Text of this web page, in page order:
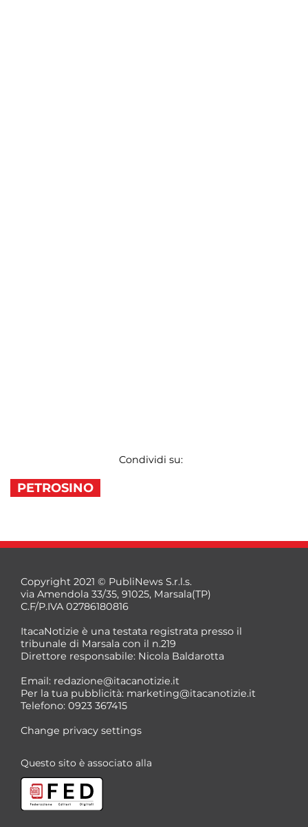
Condividi su:
PETROSINO
Copyright 2021 © PubliNews S.r.l.s.
via Amendola 33/35, 91025, Marsala(TP)
C.F/P.IVA 02786180816
ItacaNotizie è una testata registrata presso il
tribunale di Marsala con il n.219
Direttore responsabile: Nicola Baldarotta
Email: redazione@itacanotizie.it
Per la tua pubblicità: marketing@itacanotizie.it
Telefono: 0923 367415
Change privacy settings
Questo sito è associato alla